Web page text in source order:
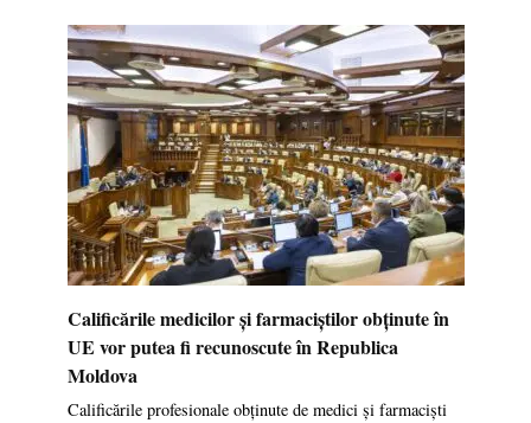
Calificările medicilor și farmaciștilor obținute în
UE vor putea fi recunoscute în Republica
Moldova
Calificările profesionale obținute de medici și farmaciști